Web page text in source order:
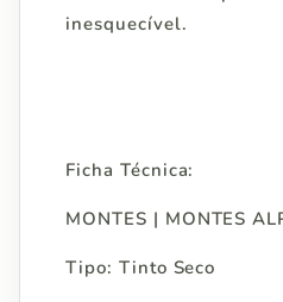
inesquecível.
Ficha Técnica:
MONTES | MONTES
Tipo: Tinto Seco